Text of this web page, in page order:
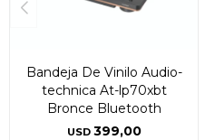
Bandeja De Vinilo Audio-
technica At-lp70xbt
Bronce Bluetooth
USD 399,00